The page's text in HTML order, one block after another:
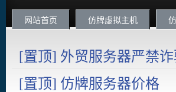
网站首页 仿牌虚拟主机
[置顶] 外贸服务器严禁
国内在严打诈骗。
[置顶] 仿牌服务器价格